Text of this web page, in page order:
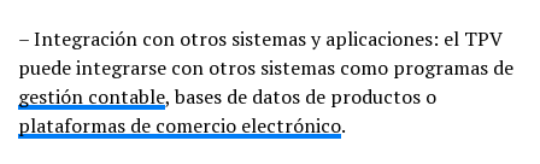
– Integración con otros sistemas y aplicaciones: el TPV
puede integrarse con otros sistemas como programas de
gestión contable, bases de datos de productos o
plataformas de comercio electrónico.